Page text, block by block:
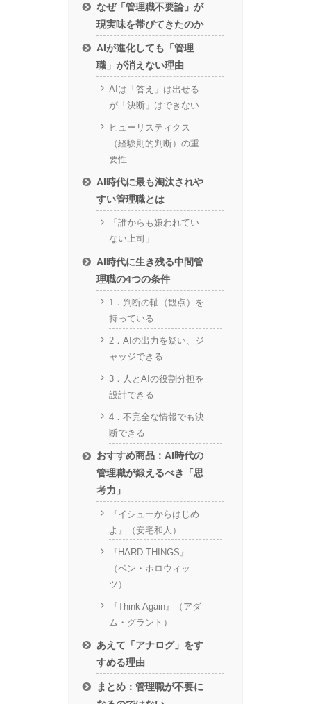
なぜ「管理職不要論」が
現実味を帯びてきたのか
AIが進化しても「管理
職」が消えない理由
AIは「答え」は出せる
が「決断」はできない
ヒューリスティクス
（経験則的判断）の重
要性
AI時代に最も淘汰されや
すい管理職とは
「誰からも嫌われてい
ない上司」
AI時代に生き残る中間管
理職の4つの条件
1．判断の軸（観点）を
持っている
2．AIの出力を疑い、ジ
ャッジできる
3．人とAIの役割分担を
設計できる
4．不完全な情報でも決
断できる
おすすめ商品：AI時代の
管理職が鍛えるべき「思
考力」
『イシューからはじめ
よ』（安宅和人）
『HARD THINGS』
（ベン・ホロウィッ
ツ）
『Think Again』（アダ
ム・グラント）
あえて「アナログ」をす
すめる理由
まとめ：管理職が不要に